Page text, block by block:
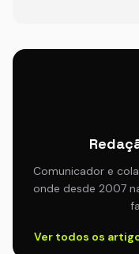
Comunicador e
onde desde 2007
Ver todos os